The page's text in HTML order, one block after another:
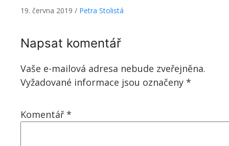
19. června 2019 / Petra Stolistá
Napsat komentář
Vaše e-mailová adresa nebude zveřejněna.
Vyžadované informace jsou označeny *
Komentář *